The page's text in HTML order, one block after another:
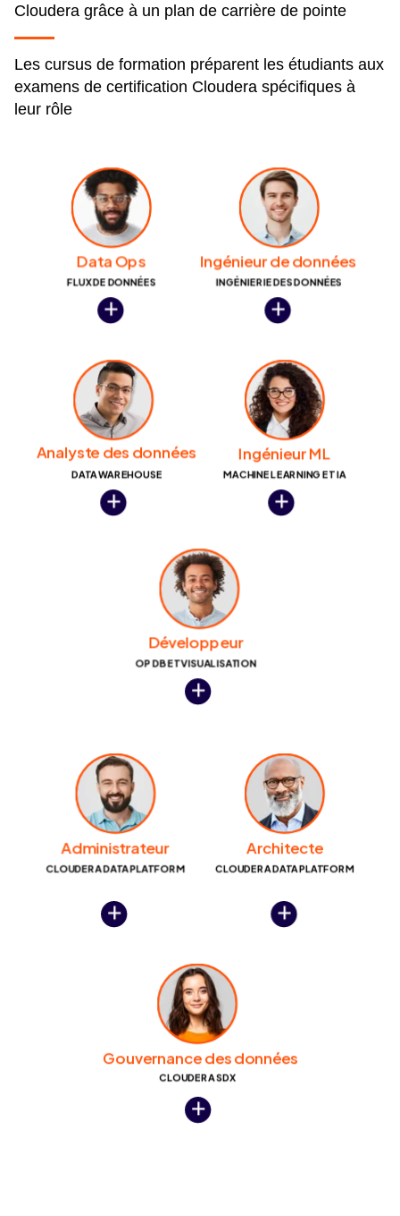
Cloudera grâce à un plan de carrière de pointe
Les cursus de formation préparent les étudiants aux
examens de certification Cloudera spécifiques à
leur rôle